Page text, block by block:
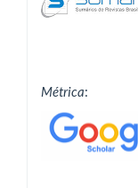
Métrica: